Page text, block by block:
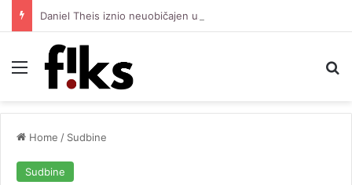
Menu
Home / Sudbine
Sudbine